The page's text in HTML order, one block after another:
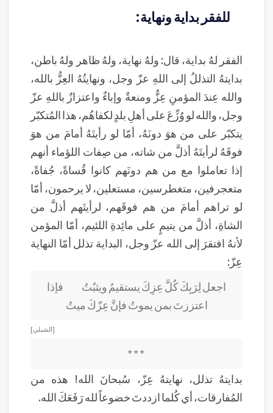
للفقر بداية ونهاية:
الفقر لهُ بداية، قال: ولهُ نهاية، ولهُ ظاهر ولهُ باطن،
بدايتهُ التذللُ إلى اللهِ عزّ وجل، ونهايتُهُ العِزُّ بالله،
والله عِندَ المؤمنِ عِزٌّ ومنعةٌ وإباءٌ واعتزازٌ باللهِ عزّ
وجل، والله لو وُزِّعَ على أهلِ بلدٍ لكفاهُم، هذا المُتكبّر
يتكبّر على من هوَ دونَهُ، أمّا لو رأيتَهُ أمامَ من هوَ
فوقَهُ لرأيتَهُ أذلَّ من شاته، من صِفات اللؤماء أنهم
إذا تعاملوا مع من هم دونَهم كانوا قُساةً، جُفاةً،
متعجرفين، متغطرسين، مستعلين، لا يرحمون، أمّا
لو تراهم أمامَ من هم فوقَهم، لرأيتَهم أذلَّ من
الشاةِ، أذلَّ من يتيمٍ على مائِدةِ اللئيم، أمّا المؤمن
لأنهُ افتقرَ إلى الله عزّ وجل، البداية تذلل أمّا النهاية
عِزّ:
اجعل لِرَبِكَ كُلَّ عِزِكَ يستقيمُ ويثبُتُ فإذا
اعتززتَ بمن يموتُ فإنَّ عِزّكَ ميتُ
[ الشبلي ]
* * *
بدايتهُ تذلل، نهايتهُ عِزّ، سُبحانَ الله! هذه من
المُفارقات، أي كُلما ازددتَ خضوعاً لله رَفَعَكَ الله.